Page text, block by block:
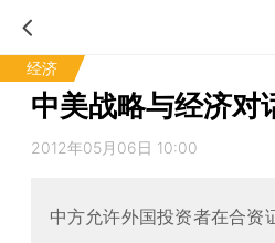
经济
中美战略与经济对
2012年05月06日 10:00
中方允许外国投资者在合资